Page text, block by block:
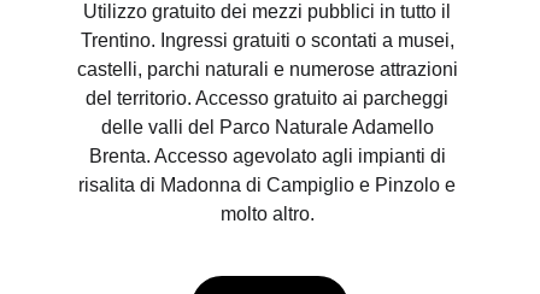
Utilizzo gratuito dei mezzi pubblici in tutto il
Trentino. Ingressi gratuiti o scontati a musei,
castelli, parchi naturali e numerose attrazioni
del territorio. Accesso gratuito ai parcheggi
delle valli del Parco Naturale Adamello
Brenta. Accesso agevolato agli impianti di
risalita di Madonna di Campiglio e Pinzolo e
molto altro.